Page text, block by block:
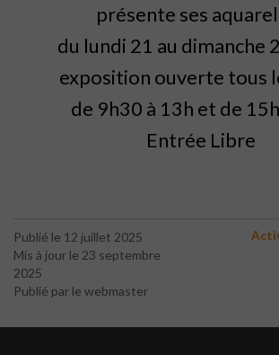
présente ses
du lundi 21 au dimanche
exposition ouverte tous
de 9h30 à 13h et de
Entrée Libre
Publié le 12 juillet 2025
Mis à jour le 23 septembre
2025
Publié par le webmaster